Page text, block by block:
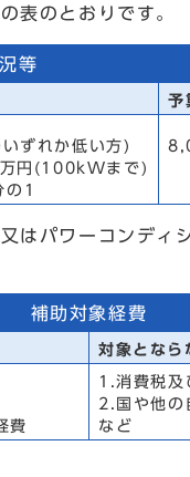
表のとおりです。
等
予
ずれか低い方)
円(100kWまで)
の1
はパワーコンデ
補助対象経費
対象となら
費
1.消費税及
2.国や他の
など